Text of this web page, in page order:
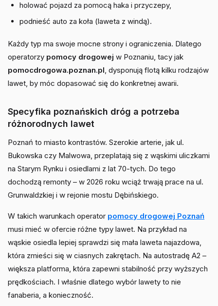
holować pojazd za pomocą haka i przyczepy,
podnieść auto za koła (laweta z windą).
Każdy typ ma swoje mocne strony i ograniczenia. Dlatego
operatorzy pomocy drogowej w Poznaniu, tacy jak
pomocdrogowa.poznan.pl, dysponują flotą kilku rodzajów
lawet, by móc dopasować się do konkretnej awarii.
Specyfika poznańskich dróg a potrzeba
różnorodnych lawet
Poznań to miasto kontrastów. Szerokie arterie, jak ul.
Bukowska czy Malwowa, przeplatają się z wąskimi uliczkami
na Starym Rynku i osiedlami z lat 70-tych. Do tego
dochodzą remonty – w 2026 roku wciąż trwają prace na ul.
Grunwaldzkiej i w rejonie mostu Dębińskiego.
W takich warunkach operator pomocy drogowej Poznań
musi mieć w ofercie różne typy lawet. Na przykład na
wąskie osiedla lepiej sprawdzi się mała laweta najazdowa,
która zmieści się w ciasnych zakrętach. Na autostradę A2 –
większa platforma, która zapewni stabilność przy wyższych
prędkościach. I właśnie dlatego wybór lawety to nie
fanaberia, a konieczność.